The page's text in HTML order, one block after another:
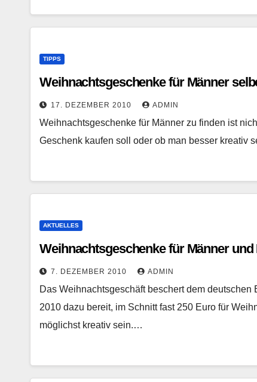
TIPPS
Weihnachtsgeschenke für Männer
17. DEZEMBER 2010 ADMIN
Weihnachtsgeschenke für Männer zu finden ist
Geschenk kaufen soll oder ob man besser kreativ
AKTUELLES
Weihnachtsgeschenke für Männer und
7. DEZEMBER 2010 ADMIN
Das Weihnachtsgeschäft beschert dem
2010 dazu bereit, im Schnitt fast 250 Euro für
möglichst kreativ sein.…